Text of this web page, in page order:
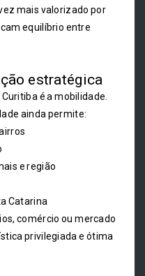
mais valorizado por
equilíbrio entre
estratégica
é a mobilidade.
ainda permite:
e região
Catarina
comércio ou mercado
privilegiada e ótima